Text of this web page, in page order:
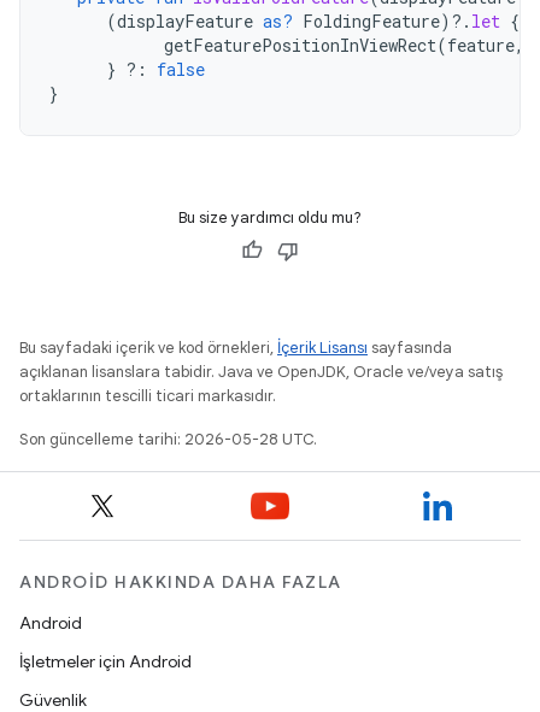
(displayFeature as? FoldingFeature) ?. let {
getFeaturePositionInViewRect(feature,
} ?:
false
}
Bu size yardımcı oldu mu?
Bu sayfadaki içerik ve kod örnekleri, İçerik Lisansı sayfasında
açıklanan lisanslara tabidir. Java ve OpenJDK, Oracle ve/veya satış
ortaklarının tescilli ticari markasıdır.
Son güncelleme tarihi: 2026-05-28 UTC.
ANDROID HAKKINDA DAHA FAZLA
Android
İşletmeler için Android
Güvenlik